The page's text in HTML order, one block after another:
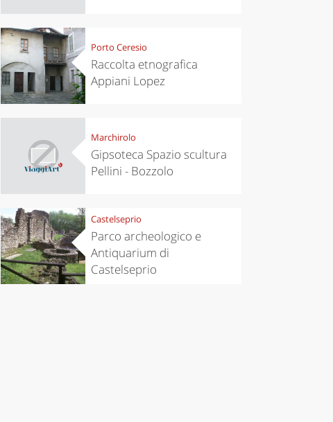
Porto Ceresio
Raccolta etnografica
Appiani Lopez
Marchirolo
Gipsoteca Spazio scultura
Pellini - Bozzolo
Castelseprio
Parco archeologico e
Antiquarium di
Castelseprio